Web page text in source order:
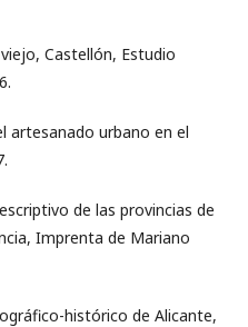
Castellón, Estudio
artesanado urbano en el
de las provincias de
Imprenta de Mariano
histórico de Alicante,